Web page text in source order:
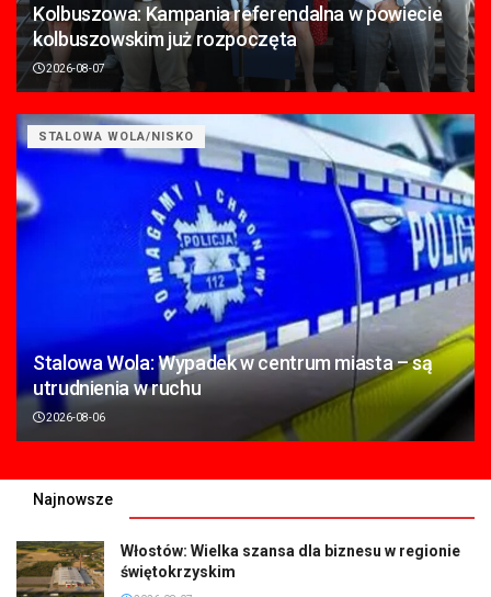
Kolbuszowa: Kampania referendalna w powiecie
kolbuszowskim już rozpoczęta
2026-08-07
STALOWA WOLA/NISKO
Stalowa Wola: Wypadek w centrum miasta – są
utrudnienia w ruchu
2026-08-06
Najnowsze
Włostów: Wielka szansa dla biznesu w regionie
świętokrzyskim